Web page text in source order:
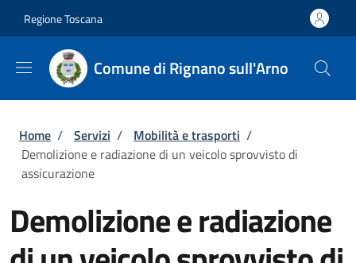
Regione Toscana
Comune di Rignano sull'Arno
Briciole di pane
Home / Servizi / Mobilità e trasporti /
Demolizione e radiazione di un veicolo sprovvisto di
assicurazione
Demolizione e radiazione